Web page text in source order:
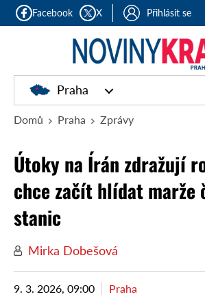
Facebook X Přihlásit se
Praha
Domů Praha Zprávy
Útoky na Írán zdražují
chce začít hlídat marže
stanic
Mirka Dobešová
9. 3. 2026, 09:00 Praha